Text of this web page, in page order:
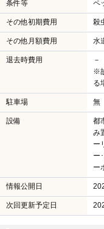
条件等 ペ
その他初期費用 殺
その他月額費用 水
退去時費用
－
※
る
駐車場 無
設備
都
み
ー
ー
ー
情報公開日
次回更新予定日